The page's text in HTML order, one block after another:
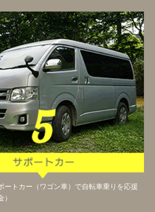
ートカー（ワゴン車）で自転車乗りを応援